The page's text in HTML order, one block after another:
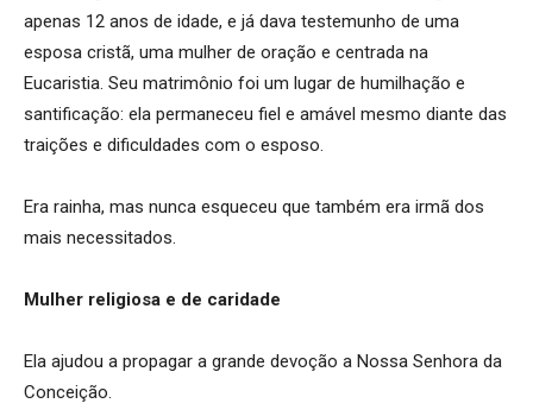
apenas 12 anos de idade, e já dava testemunho de uma
esposa cristã, uma mulher de oração e centrada na
Eucaristia. Seu matrimônio foi um lugar de humilhação e
santificação: ela permaneceu fiel e amável mesmo diante das
traições e dificuldades com o esposo.
Era rainha, mas nunca esqueceu que também era irmã dos
mais necessitados.
Mulher religiosa e de caridade
Ela ajudou a propagar a grande devoção a Nossa Senhora da
Conceição.